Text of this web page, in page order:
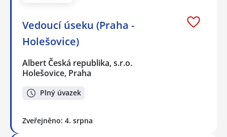
Vedoucí úseku (Praha -
Holešovice)
Albert Česká republika, s.r.o.
Holešovice, Praha
Plný úvazek
Zveřejněno: 4. srpna